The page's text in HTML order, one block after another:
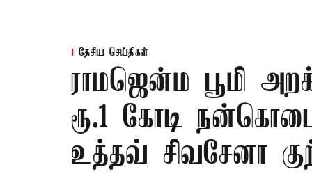
தேசிய செய்திகள்
ராமஜென்ம பூமி
ரூ.1 கோடி
உத்தவ் சிவசேனா